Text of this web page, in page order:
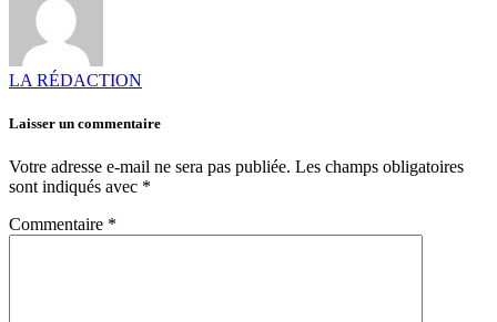
LA RÉDACTION
Laisser un commentaire
Votre adresse e-mail ne sera pas publiée. Les champs obligatoires
sont indiqués avec *
Commentaire *